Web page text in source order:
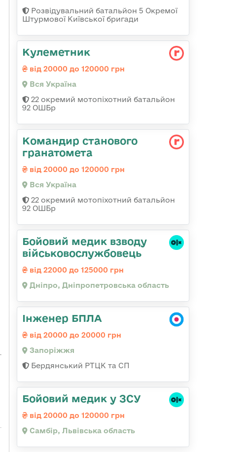
Розвідувальний батальйон 5 Окремої
Штурмової Київської бригади
Кулеметник
від 20000 до 120000 грн
Вся Україна
22 окремий мотопіхотний батальйон
92 ОШБр
Командир станового
гранатомета
від 20000 до 120000 грн
Вся Україна
22 окремий мотопіхотний батальйон
92 ОШБр
Бойовий медик взводу
військовослужбовець
від 22000 до 125000 грн
Дніпро, Дніпропетровська область
Інженер БПЛА
від 20000 до 20000 грн
Запоріжжя
Бердянський РТЦК та СП
Бойовий медик у ЗСУ
від 20000 до 120000 грн
Самбір, Львівська область